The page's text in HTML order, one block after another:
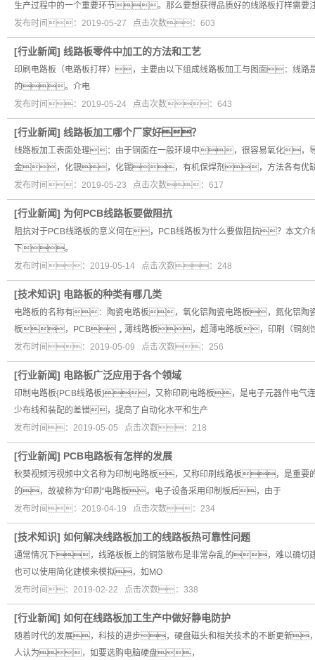
生产过程中的一个重要环节。那么要想获得品质好的线路板打样需要
发布时间：2019-05-27 点击次数：603
[行业新闻] 线路板零件中加工的方法和工艺
印刷电路板（电路板打样），主要由以下组成线路板加工与图面：线
的。介电
发布时间：2019-05-24 点击次数：643
[行业新闻] 线路板加工哪个厂家好？
线路板加工表面处理：由于铜面在一般环境中，很容易氧化，
金，化银，化锡，有机保焊剂，方法各有优缺
发布时间：2019-05-23 点击次数：617
[行业新闻] 为何PCB线路板要做阻抗
阻抗对于PCB线路板的意义何在，PCB线路板为什么要做阻抗？本文
下。
发布时间：2019-05-14 点击次数：248
[技术知识] 电路板的种类有哪几类
电路板的名称有：陶瓷电路板，氧化铝陶瓷电路板，氮
板，PCB，薄线路板，超薄电路板，印刷（铜刻蚀
发布时间：2019-05-09 点击次数：256
[行业新闻] 电路板广泛应用于各个领域
印制电路板{PCB线路板}，又称印刷电路板，是电子元器件电气
少布线和装配的差错，提高了自动化水平和生产
发布时间：2019-05-05 点击次数：218
[行业新闻] PCB电路板有怎样的发展
秋葵视频污视频中文名称为印制电路板，又称印刷线路板，是重
的，故被称为“印刷”电路板。电子设备采用印制板后，由于
发布时间：2019-04-19 点击次数：234
[技术知识] 如何解决线路板加工的线路板热可靠性问题
通常情况下，线路板板上的铜箔散布是非常杂乱的，难以确切
也可以使用简化建模来模拟，如MO
发布时间：2019-02-22 点击次数：338
[行业新闻] 如何在线路板加工生产中做好静电防护
随着时代的发展，科技的进步，硬盘磁头和相关技术的不断更新
人认为，如要选购电脑硬盘，